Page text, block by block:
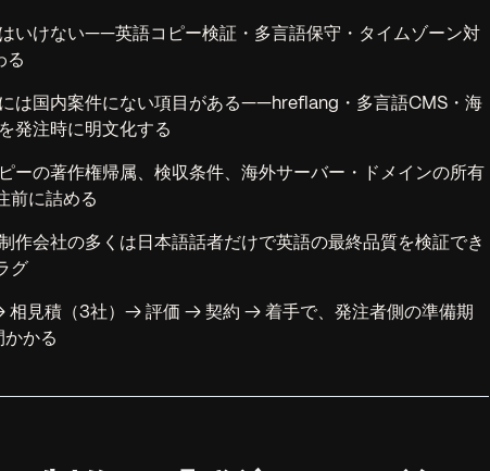
いけない——英語コピー検証・多言語保守・タイムゾーン対
る
は国内案件にない項目がある——hreflang・多言語CMS・海
発注時に明文化する
ーの著作権帰属、検収条件、海外サーバー・ドメインの所有
前に詰める
作会社の多くは日本語話者だけで英語の最終品質を検証でき
グ
相見積（3社）→ 評価 → 契約 → 着手で、発注者側の準備期
かる